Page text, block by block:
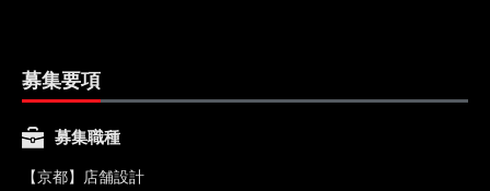
募集要項
募集職種
【京都】店舗設計